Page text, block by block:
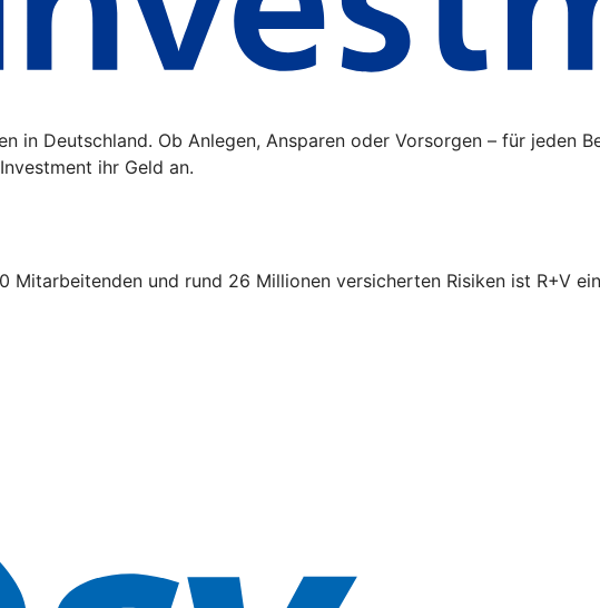
in Deutschland. Ob Anlegen, Ansparen oder Vorsorgen – für jeden
ihr Geld an.
Mitarbeitenden und rund 26 Millionen versicherten Risiken ist R+V